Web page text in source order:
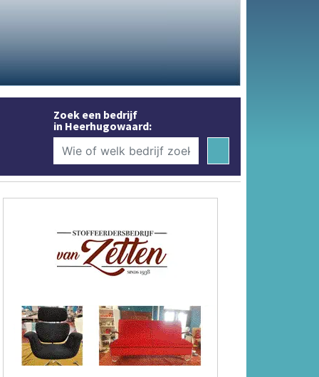
Zoek een bedrijf
in Heerhugowaard: